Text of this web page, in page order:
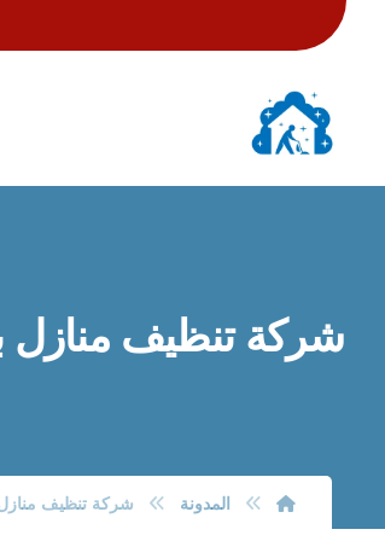
شركة تنظيف
المدونة شركة تنظيف